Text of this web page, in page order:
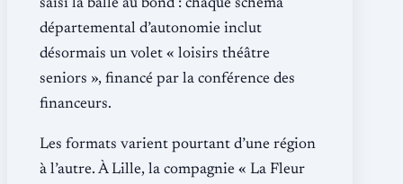
saisi la balle au bond : chaque schéma
départemental d’autonomie inclut
désormais un volet « loisirs théâtre
seniors », financé par la conférence des
financeurs.
Les formats varient pourtant d’une région
à l’autre. À Lille, la compagnie « La Fleur